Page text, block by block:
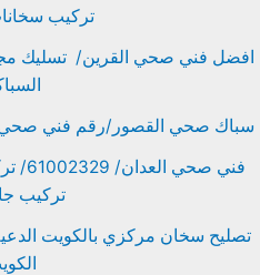
تركيب
سباك صحي القصور/رقم فني صحي / 61002329/ فني سباك
فني
تركيب